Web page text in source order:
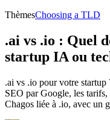
ThèmesChoosing a TLD
.ai vs .io : Quel
startup IA ou
.ai vs .io pour votre startup
SEO par Google, les
Chagos liée à .io, avec un